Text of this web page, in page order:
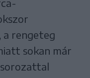
rengeteg
sokan már